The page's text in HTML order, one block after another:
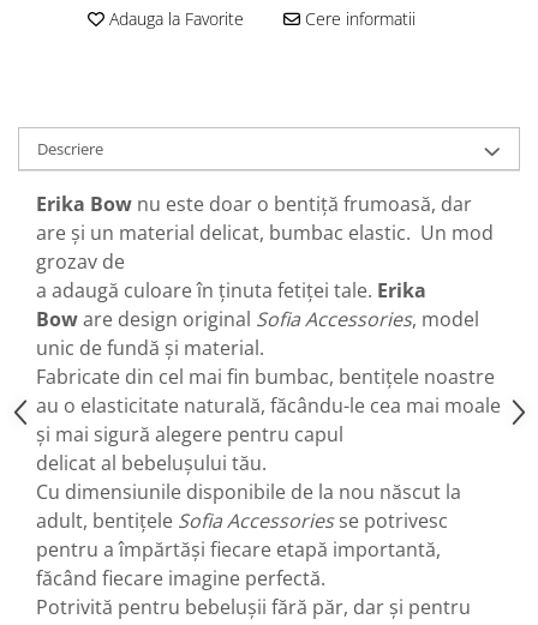
Adauga la Favorite Cere informatii
Descriere
Erika Bow nu este doar o bentiță frumoasă, dar
are și un material delicat, bumbac elastic. Un mod
grozav de
a adaugă culoare în ținuta fetiței tale. Erika
Boware design original Sofia Accessories, model
unic de fundă și material.
Fabricate din cel mai fin bumbac, bentițele noastre
au o elasticitate naturală, făcându-le cea mai moale
și mai sigură alegere pentru capul
delicat al bebelușului tău.
Cu dimensiunile disponibile de la nou născut la
adult, bentițele Sofia Accessoriesse potrivesc
pentru a împărtăși fiecare etapă importantă,
făcând fiecare imagine perfectă.
Potrivită pentru bebelușii fără păr, dar și pentru